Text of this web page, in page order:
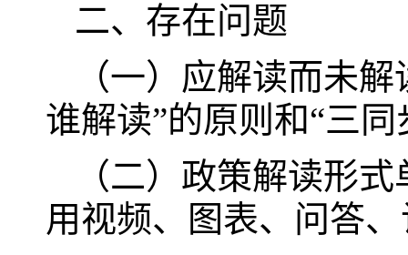
二、存在问题
（一）应解读而未
谁解读”的原则和“三
（二）政策解读形
用视频、图表、问答